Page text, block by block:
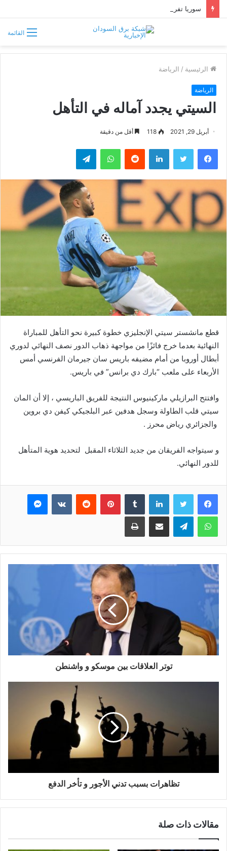
القائمة
الرئيسية / الرياضة
الرياضة
السيتي يجدد آماله في التأهل
أبريل 29, 2021 118 أقل من دقيقة
فيسبوك تويتر لينكدإن واتساب تيلقرام
قطع مانشستر سيتي الإنجليزي خطوة كبيرة نحو التأهل للمباراة
النهائية بعدما خرج فائزًا من مواجهة ذهاب الدور نصف النهائي لدوري
أبطال أوروبا من أمام مضيفه باريس سان جيرمان الفرنسي أمس
الأربعاء على ملعب “بارك دي برانس” في باريس.
وافتتح البرازيلي ماركينيوس النتيجة للفريق الباريسي ، إلا أن المان
سيتي قلب الطاولة وسجل هدفين عبر البلجيكي كيفن دي بروين
والجزائري رياض محرز .
و سيتواجه الفريقان من جديد الثلاثاء المقبل لتحديد هوية المتأهل
للدور النهائي.
فيسبوك تويتر لينكدإن بينتيريست ماسنجر
واتساب تيلقرام مشاركة عبر البريد طباعة
توتر العلاقات بين موسكو و واشنطن
تظاهرات بسبب تدني الأجور و تأخر الدفع
مقالات ذات صلة